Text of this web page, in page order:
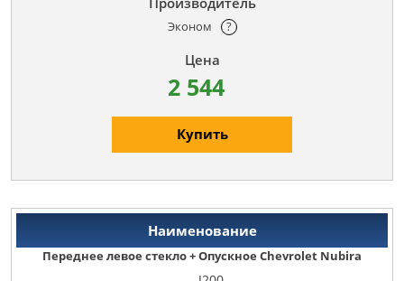
Эконом ?
2 544
Купить
Переднее левое стекло + Опускное Chevrolet Nubira